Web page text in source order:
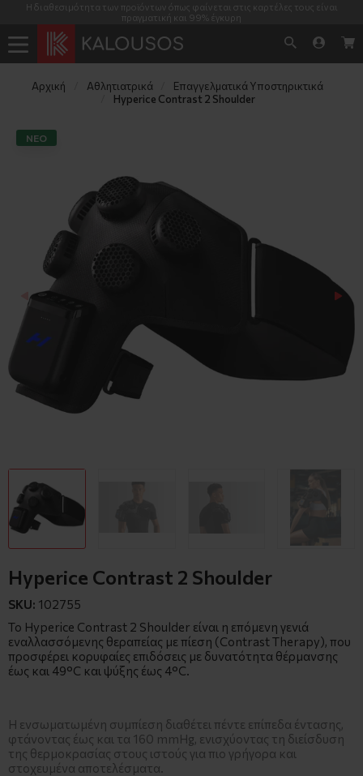
Η διαθεσιμότητα των προϊόντων όπως φαίνεται στις καρτέλες τους είναι
πραγματική και 99% έγκυρη
Αρχική Αθλητιατρικά
Επαγγελματικά Υποστηρικτικά
Hyperice Contrast 2 Shoulder
NΕΟ
Hyperice Contrast 2 Shoulder
SKU: 102755
Το Hyperice Contrast 2 Shoulder είναι η επόμενη γενιά
εναλλασσόμενης θεραπείας με πίεση (Contrast Therapy), που
προσφέρει κορυφαίες επιδόσεις με δυνατότητα θέρμανσης
έως και 49°C και ψύξης έως 4°C.
Η ενσωματωμένη συμπίεση διαθέτει πέντε επίπεδα έντασης,
φτάνοντας έως και τα 160 mmHg, ενισχύοντας τη διείσδυση
της θερμοκρασίας στους ιστούς για πιο γρήγορα και
στοχευμένα αποτελέσματα.